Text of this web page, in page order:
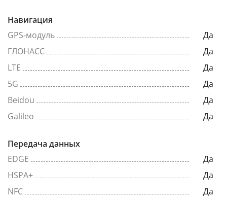
Навигация
GPS-модуль
Да
ГЛОНАСС
Да
LTE
Да
5G
Да
Beidou
Да
Galileo
Да
Передача данных
EDGE
Да
HSPA+
Да
NFC
Да